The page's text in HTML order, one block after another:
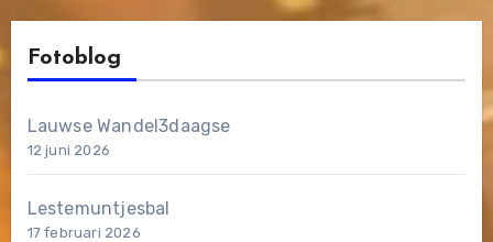
Fotoblog
Lauwse Wandel3daagse
12 juni 2026
Lestemuntjesbal
17 februari 2026